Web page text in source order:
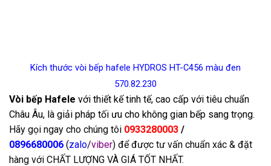
Kích thước vòi bếp hafele HYDROS HT-C456 màu đen
570.82.230
Vòi bếp Hafele với thiết kế tinh tế, cao cấp với tiêu chuẩn
Châu Âu, là giải pháp tối ưu cho không gian bếp sang trọng.
Hãy gọi ngay cho chúng tôi 0933280003 /
0896680006 (zalo/viber) để được tư vấn chuẩn xác & đặt
hàng với CHẤT LƯỢNG VÀ GIÁ TỐT NHẤT.